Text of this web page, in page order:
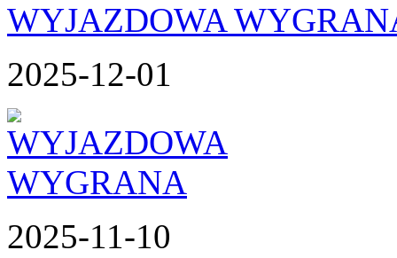
WYJAZDOWA
2025-12-01
2025-11-10